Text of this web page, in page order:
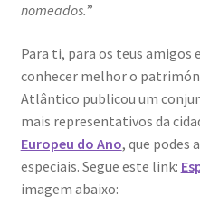
Dicas de Fotografia
Dicas Photoshop
FEIRA DO LIVRO: Última
nomeados.”
Para ti, para os teus amigos
conhecer melhor o
Atlântico publicou um
mais representativos da
Europeu do Ano, que podes
especiais. Segue este link:
imagem abaixo: